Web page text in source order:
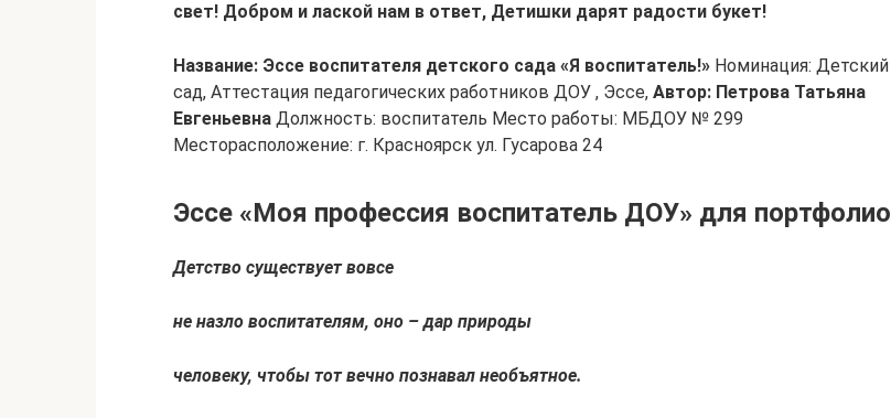
свет! Добром и лаской нам в ответ, Детишки дарят радости букет!
Название: Эссе воспитателя детского сада «Я воспитатель!» Номинация: Детский
сад, Аттестация педагогических работников ДОУ , Эссе, Автор: Петрова Татьяна
Евгеньевна Должность: воспитатель Место работы: МБДОУ № 299
Месторасположение: г. Красноярск ул. Гусарова 24
Эссе «Моя профессия воспитатель ДОУ» для портфолио
Детство существует вовсе
не назло воспитателям, оно – дар природы
человеку, чтобы тот вечно познавал необъятное.